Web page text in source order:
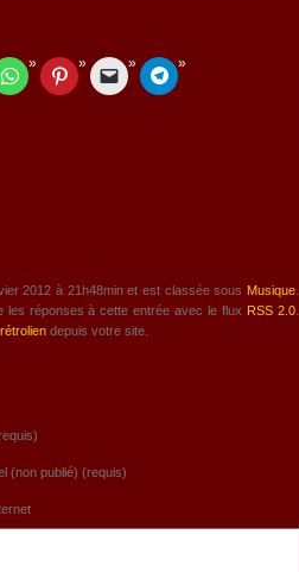
2012 à 21h48min et est classée sous Musique
les réponses à cette entrée avec le flux RSS 2.0
rétrolien depuis votre site.
(non publié) (requis)